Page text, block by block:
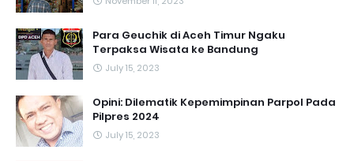
Para Geuchik di Aceh Timur Ngaku
Terpaksa Wisata ke Bandung
July 15, 2023
Opini: Dilematik Kepemimpinan Parpol Pada
Pilpres 2024
July 15, 2023